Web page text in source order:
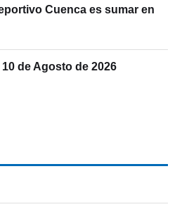
Cuenca es sumar en
de Agosto de 2026